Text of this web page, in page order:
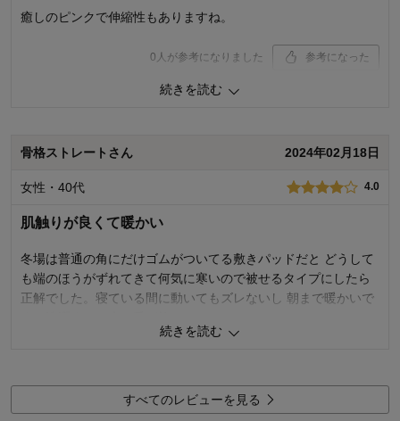
癒しのピンクで伸縮性もありますね。
0 人が参考になりました 参考になった
5.0
デザイン・色
商品を使う人：
続きを読む
骨格ストレートさん 2024年02月18日
女性・40代 4.0
肌触りが良くて暖かい
冬場は普通の角にだけゴムがついてる敷きパッドだと どうして
も端のほうがずれてきて何気に寒いので被せるタイプにしたら
正解でした。寝ている間に動いてもズレないし 朝まで暖かいで
使用感・使いやすさ 4.0
続きを読む
すべてのレビューを見る